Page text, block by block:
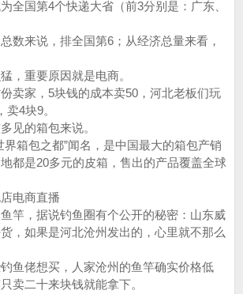
全国第4个快递大省（前3分别是：广东、
数来说，排全国第6；从经济总量来看，
，重要原因就是电商。
卖家，5块钱的成本卖50，河北老板们玩
4块9。
见的箱包来说。
界箱包之都”闻名，是中国最大的箱包产销
都是20多元的皮箱，售出的产品覆盖全球
电商直播
竿，据说钓鱼圈有个公开的秘密：山东威
，如果是河北沧州发出的，心里就不那么
鱼佬想买，人家沧州的鱼竿确实价格低
卖二十来块钱就能拿下。